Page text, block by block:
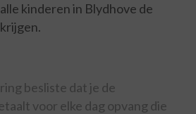
kinderen in Blydhove de
besliste dat je de
voor elke dag opvang die